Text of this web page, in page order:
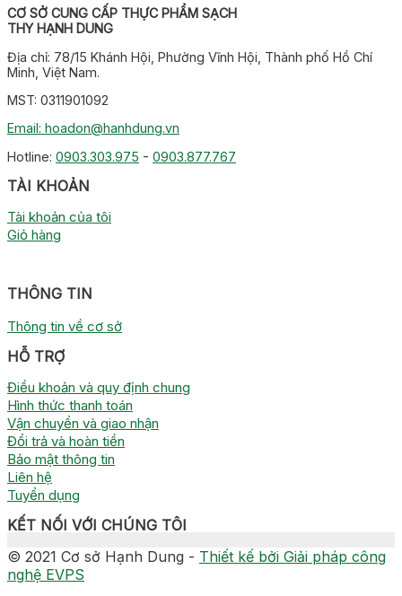
CƠ SỞ CUNG CẤP THỰC PHẨM SẠCH
THY HẠNH DUNG
Địa chỉ: 78/15 Khánh Hội, Phường Vĩnh Hội, Thành phố Hồ Chí
Minh, Việt Nam.
MST: 0311901092
Email: hoadon@hanhdung.vn
Hotline: 0903.303.975 - 0903.877.767
TÀI KHOẢN
Tài khoản của tôi
Giỏ hàng
THÔNG TIN
Thông tin về cơ sở
HỖ TRỢ
Điều khoản và quy định chung
Hình thức thanh toán
Vận chuyển và giao nhận
Đổi trả và hoàn tiền
Bảo mật thông tin
Liên hệ
Tuyển dụng
KẾT NỐI VỚI CHÚNG TÔI
© 2021 Cơ sở Hạnh Dung - Thiết kế bởi Giải pháp công
nghệ EVPS